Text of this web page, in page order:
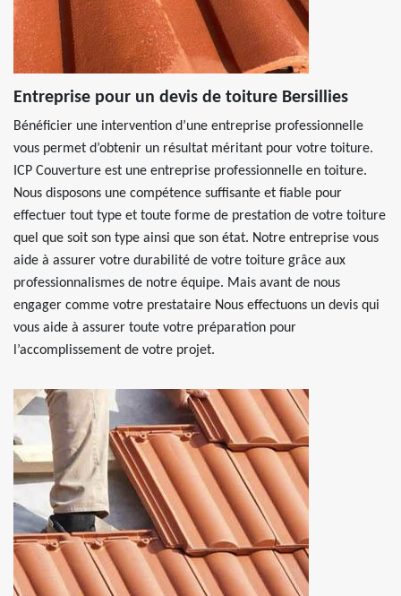
Entreprise pour un devis de toiture Bersillies
Bénéficier une intervention d’une entreprise professionnelle
vous permet d’obtenir un résultat méritant pour votre toiture.
ICP Couverture est une entreprise professionnelle en toiture.
Nous disposons une compétence suffisante et fiable pour
effectuer tout type et toute forme de prestation de votre toiture
quel que soit son type ainsi que son état. Notre entreprise vous
aide à assurer votre durabilité de votre toiture grâce aux
professionnalismes de notre équipe. Mais avant de nous
engager comme votre prestataire Nous effectuons un devis qui
vous aide à assurer toute votre préparation pour
l’accomplissement de votre projet.